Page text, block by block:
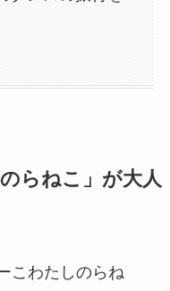
らねこ」が大人
こわたしのらね